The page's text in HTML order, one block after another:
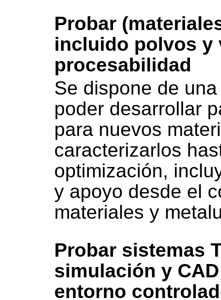
Probar
incluido polvos y
procesabilidad
Se dispone de
poder desarrollar
para nuevos
caracterizarlos
optimización,
y apoyo desde el
materiales y
Probar sistemas
simulación y
entorno